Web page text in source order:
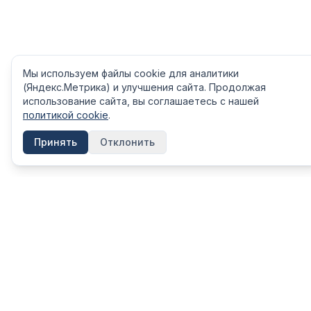
Мы используем файлы cookie для аналитики
(Яндекс.Метрика) и улучшения сайта. Продолжая
использование сайта, вы соглашаетесь с нашей
политикой cookie.
Принять Отклонить